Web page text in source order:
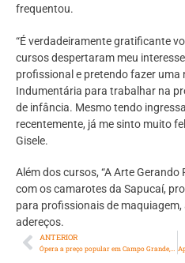
frequentou.
“É verdadeiramente gratificante
cursos despertaram meu
profissional e pretendo fazer uma
Indumentária para trabalhar na
de infância. Mesmo tendo
recentemente, já me sinto muito
Gisele.
Além dos cursos, “A Arte
com os camarotes da Sapucaí,
para profissionais de
adereços.
ANTERIOR